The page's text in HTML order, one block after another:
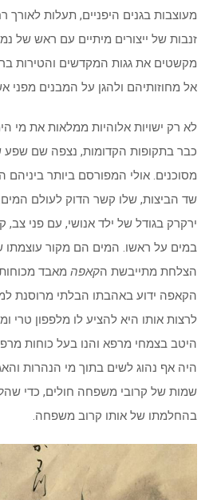
מעוצבות בגנים היפניים, תעלות לאורך
זנבות של ייצורים מיתיים עם ראש של
מקשטים את גגות המקדשים והטירות
אל מחוזותיהם ולהגן על המבנים מפני
לא רק ישויות אלוהיות ממלאות את מי
כבר בתקופות הקדומות, נצפה שם שפע
מסוכנים. אולי המפורסם ביותר ביניהם
שד הביצות, שלו קשר הדוק לעולם
ירקרק בגודל של ילד אנושי, עם פני
במים על ראשו. המים הם מקור עוצמתו
הצלחת מתייבשת הקאפה מאבד
הקאפה ידוע באהבתו הבלתי מרוסנת
לרצות אותו היא להציע לו מלפפון טרי
היטב בצמחי מרפא והנו בעל כוחות
היה אף נהוג לשים בתוך מי הנהרות
שמות של קרובי משפחה חולים, כדי שה
בהחלמתו של אותו קרוב משפחה.